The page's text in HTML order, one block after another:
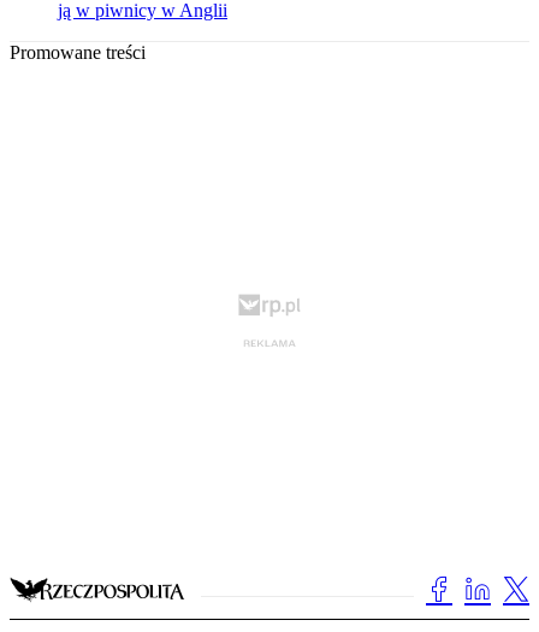
ją w piwnicy w Anglii
Promowane treści